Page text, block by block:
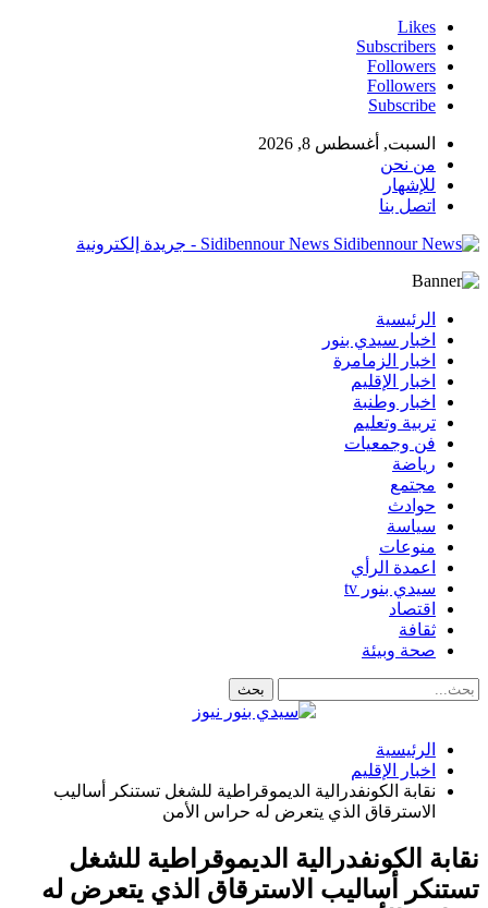
Likes
Subscribers
Followers
Followers
Subscribe
السبت, أغسطس 8, 2026
من نحن
للإشهار
اتصل بنا
Sidibennour News - جريدة إلكترونية
الرئيسية
اخبار سيدي بنور
اخبار الزمامرة
اخبار الإقليم
اخبار وطنبة
تربية وتعليم
فن وجمعيات
رياضة
مجتمع
حوادث
سياسة
منوعات
اعمدة الرأي
سيدي بنور tv
اقتصاد
ثقافة
صحة وبيئة
الرئيسية
اخبار الإقليم
نقابة الكونفدرالية الديموقراطية للشغل تستنكر أساليب
الاسترقاق الذي يتعرض له حراس الأمن
نقابة الكونفدرالية الديموقراطية للشغل
تستنكر أساليب الاسترقاق الذي يتعرض له